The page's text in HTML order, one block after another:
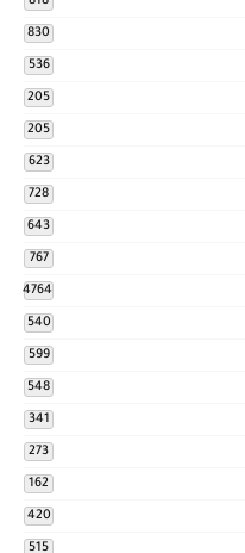
830
536
205
205
623
728
643
767
4764
540
599
548
341
273
162
420
515